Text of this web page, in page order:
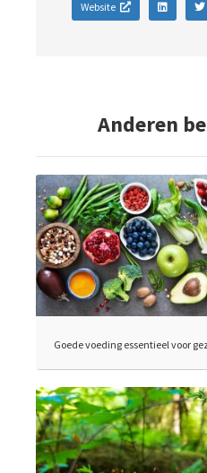
Website
Anderen
Goede voeding essentieel voor